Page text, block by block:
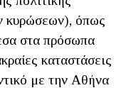
κυρώσεων), όπως
στα πρόσωπα
καταστάσεις
με την Αθήνα